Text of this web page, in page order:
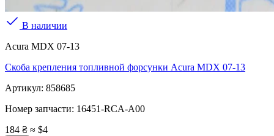
В наличии
Acura MDX 07-13
Скоба крепления топливной форсунки Acura MDX 07-13
Артикул: 858685
Номер запчасти: 16451-RCA-A00
184 ₴ ≈ $4